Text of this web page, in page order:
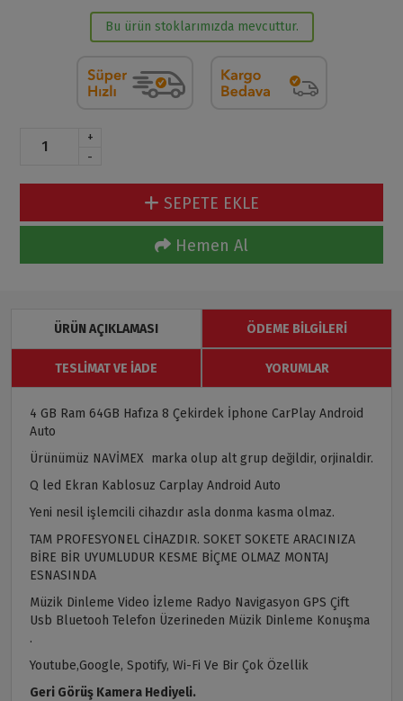
Bu ürün stoklarımızda mevcuttur.
+
-
SEPETE EKLE
Hemen Al
ÜRÜN AÇIKLAMASI ÖDEME BILGILERI
TESLIMAT VE İADE YORUMLAR
4 GB Ram 64GB Hafıza 8 Çekirdek İphone CarPlay Android
Auto
Ürünümüz NAVİMEX marka olup alt grup değildir, orjinaldir.
Q led Ekran Kablosuz Carplay Android Auto
Yeni nesil işlemcili cihazdır asla donma kasma olmaz.
TAM PROFESYONEL CİHAZDIR. SOKET SOKETE ARACINIZA
BİRE BİR UYUMLUDUR KESME BİÇME OLMAZ MONTAJ
ESNASINDA
Müzik Dinleme Video İzleme Radyo Navigasyon GPS Çift
Usb Bluetooh Telefon Üzerineden Müzik Dinleme Konuşma
.
Youtube,Google, Spotify, Wi-Fi Ve Bir Çok Özellik
Geri Görüş Kamera Hediyeli.